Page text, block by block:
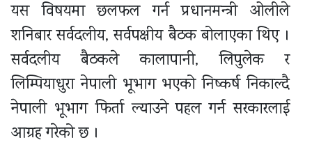
यस विषयमा छलफल गर्न प्रधानमन्त्री ओलीले
शनिबार सर्वदलीय, सर्वपक्षीय बैठक बोलाएका थिए ।
सर्वदलीय बैठकले कालापानी, लिपुलेक र
लिम्पियाधुरा नेपाली भूभाग भएको निष्कर्ष निकाल्दै
नेपाली भूभाग फिर्ता ल्याउने पहल गर्न सरकारलाई
आग्रह गरेको छ ।